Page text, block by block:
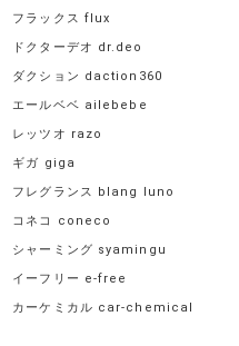
フラックス flux
ドクターデオ dr.deo
ダクション daction360
エールベベ ailebebe
レッツオ razo
ギガ giga
フレグランス blang luno
コネコ coneco
シャーミング syamingu
イーフリー e-free
カーケミカル car-chemical